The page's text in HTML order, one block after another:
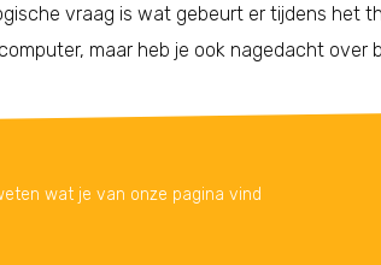
vraag is wat gebeurt er tijdens het
maar heb je ook nagedacht over
wat je van onze pagina vind